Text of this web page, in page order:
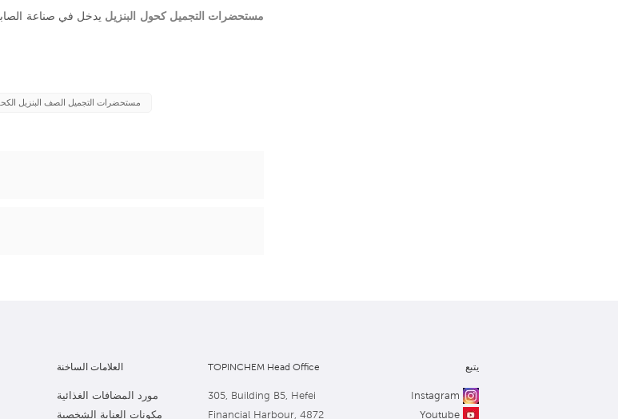
مستحضرات التجميل كحول البنزيل يدخل في صناعة
مستحضرات التجميل الصف البنزيل الكحول 99 ٪
العلامات الساخنة
مورد المضافات الغذائية
مكونات العناية الشخصية
TOPINCHEM Head Office
305, Building B5, Hefei
Financial Harbour, 4872
يتبع
Instagram
Youtube